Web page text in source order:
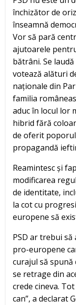
închizător de
înseamnă
Vor să pară
ajutoarele
bătrâni. Se
votează alături
naționale din
familia
aduc în locul lor
hibrid fără
de oferit
propagandă
Reamintesc și
modificarea
de identitate,
la cot cu
europene să
PSD ar trebui
pro-europene
curajul să spună
se retrage din
crede cineva.
can”, a declarat